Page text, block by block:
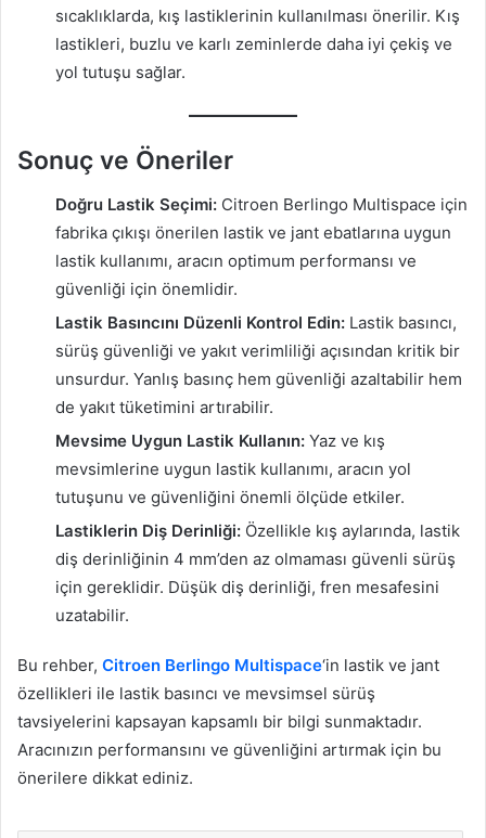
sıcaklıklarda, kış lastiklerinin kullanılması önerilir. Kış
lastikleri, buzlu ve karlı zeminlerde daha iyi çekiş ve
yol tutuşu sağlar.
Sonuç ve Öneriler
Doğru Lastik Seçimi: Citroen Berlingo Multispace için
fabrika çıkışı önerilen lastik ve jant ebatlarına uygun
lastik kullanımı, aracın optimum performansı ve
güvenliği için önemlidir.
Lastik Basıncını Düzenli Kontrol Edin: Lastik basıncı,
sürüş güvenliği ve yakıt verimliliği açısından kritik bir
unsurdur. Yanlış basınç hem güvenliği azaltabilir hem
de yakıt tüketimini artırabilir.
Mevsime Uygun Lastik Kullanın: Yaz ve kış
mevsimlerine uygun lastik kullanımı, aracın yol
tutuşunu ve güvenliğini önemli ölçüde etkiler.
Lastiklerin Diş Derinliği: Özellikle kış aylarında, lastik
diş derinliğinin 4 mm’den az olmaması güvenli sürüş
için gereklidir. Düşük diş derinliği, fren mesafesini
uzatabilir.
Bu rehber, Citroen Berlingo Multispace‘in lastik ve jant
özellikleri ile lastik basıncı ve mevsimsel sürüş
tavsiyelerini kapsayan kapsamlı bir bilgi sunmaktadır.
Aracınızın performansını ve güvenliğini artırmak için bu
önerilere dikkat ediniz.